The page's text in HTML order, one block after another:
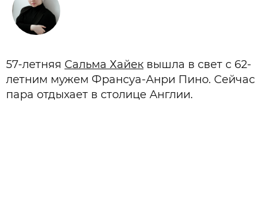
57-летняя Сальма Хайек вышла в свет с 62-
летним мужем Франсуа-Анри Пино. Сейчас
пара отдыхает в столице Англии.